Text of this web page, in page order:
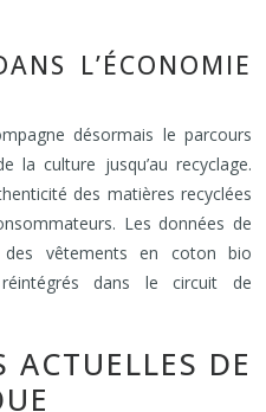
L’ÉCONOMIE
désormais le parcours
la culture jusqu’au recyclage.
des matières recyclées
Les données de
des vêtements en coton bio
dans le circuit de
ACTUELLES DE